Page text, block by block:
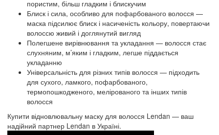
пористим, більш гладким і блискучим
Блиск і сила, особливо для пофарбованого волосся —
маска підсилює блиск і насиченість кольору, повертаючи
волоссю живий і доглянутий вигляд
Полегшене вирівнювання та укладання — волосся стає
слухняним, м’яким і гладким, легше піддається
укладанню
Універсальність для різних типів волосся — підходить
для сухого, ламкого, пофарбованого,
термопошкодженого, мелірованого та інших типів
волосся
Купити відновлювальну маску для волосся Lendan — ваш
надійний партнер Lendan в Україні.